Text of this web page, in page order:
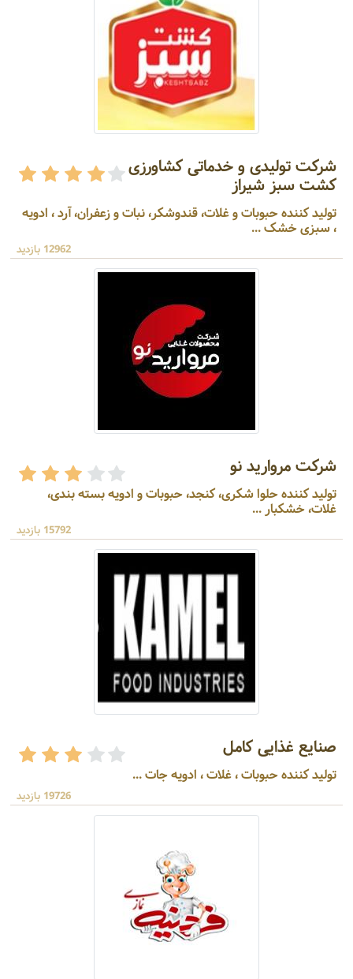
شرکت تولیدی و خدماتی کشاورزی
کشت سبز شیراز
تولید کننده حبوبات و غلات، قندوشکر، نبات و زعفران، آرد ، ادویه
، سبزی خشک ...
12962 بازدید
شرکت مروارید نو
تولید کننده حلوا شکری، کنجد، حبوبات و ادویه بسته بندی،
غلات، خشکبار ...
15792 بازدید
صنایع غذایی کامل
تولید کننده حبوبات ، غلات ، ادویه جات ...
19726 بازدید